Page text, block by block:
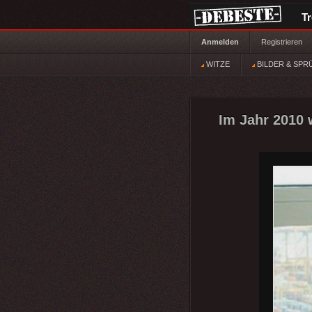
Anmelden Registrieren
WITZE BILDER &
Im Jahr 2010